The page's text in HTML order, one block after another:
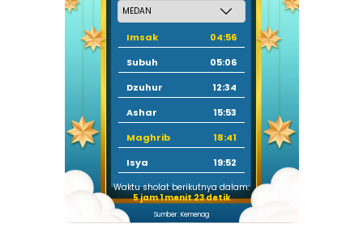
Imsak
04:56
Subuh
05:06
Dzuhur
12:34
Ashar
15:53
Maghrib
18:41
Isya
19:52
Waktu sholat berikutnya dalam:
5 jam 1 menit 22 detik
Sumber: Kemenag